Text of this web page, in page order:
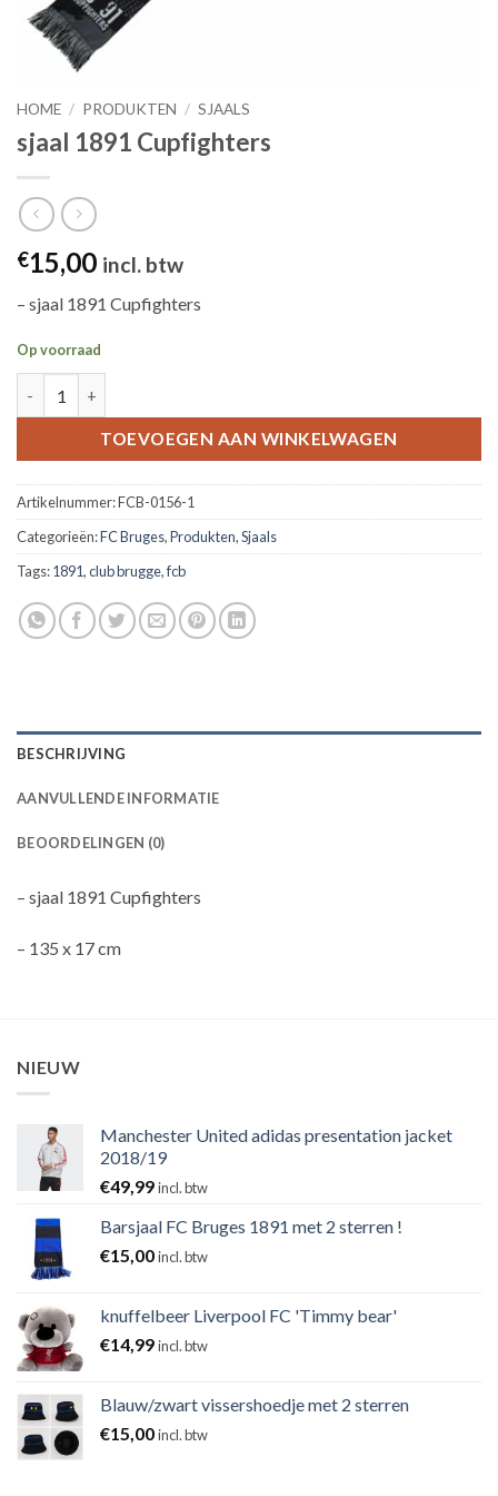
HOME / PRODUKTEN / SJAALS
sjaal 1891 Cupfighters
€15,00 incl. btw
– sjaal 1891 Cupfighters
Op voorraad
TOEVOEGEN AAN WINKELWAGEN
Artikelnummer:FCB-0156-1
Categorieën:FC Bruges,Produkten,Sjaals
Tags:1891,club brugge,fcb
BESCHRIJVING
AANVULLENDE INFORMATIE
BEOORDELINGEN (0)
– sjaal 1891 Cupfighters
– 135 x 17 cm
NIEUW
Manchester United adidas presentation jacket
2018/19
€49,99incl. btw
Barsjaal FC Bruges 1891 met 2 sterren !
€15,00incl. btw
knuffelbeer Liverpool FC 'Timmy bear'
€14,99incl. btw
Blauw/zwart vissershoedje met 2 sterren
€15,00incl. btw